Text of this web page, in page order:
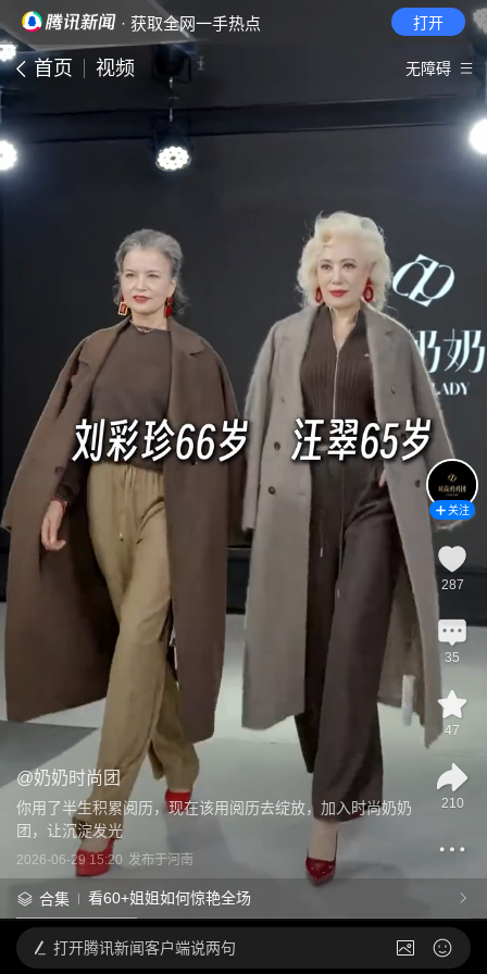
· 获取全网一手热点 打开
首页 视频 无障碍
@奶奶时尚团
你用了半生积累阅历，现在该用阅历去绽放，加入时尚奶奶
团，让沉淀发光
2026-06-29 15:20 发布于河南
合集 看60+姐姐如何惊艳全场
关注
287
35
47
210
打开腾讯新闻客户端说两句